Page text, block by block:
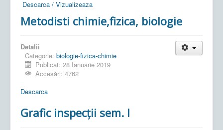
Descarca / Vizualizeaza
Metodisti chimie,fizica, biologie
Detalii
Categorie: biologie-fizica-chimie
Publicat: 28 Ianuarie 2019
Accesări: 4762
Descarca
Grafic inspecții sem. I